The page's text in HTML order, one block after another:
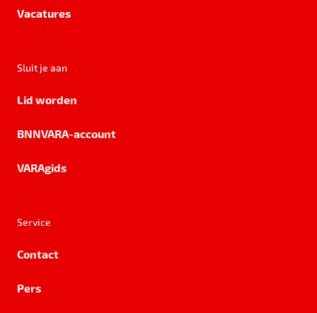
Vacatures
Sluit je aan
Lid worden
BNNVARA-account
VARAgids
Service
Contact
Pers